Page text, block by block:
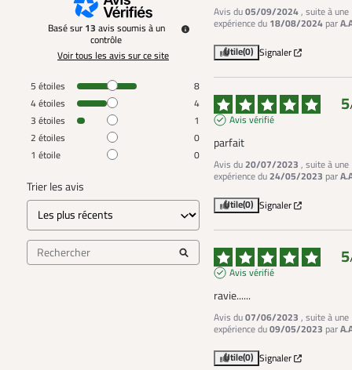
Basé sur 13 avis soumis à un
contrôle
Voir tous les avis sur ce site
5 étoiles
8
4étoiles
4
3 étoiles
1
2 étoiles
0
1 étoile 0
Trier les avis
Avis du05/09/2024, suite à une
expérience du 18/08/2024 par
Utile(0) Signaler
5
Avis vérifié
parfait
Avis du20/07/2023 , suite à une
expérience du24/05/2023 par
Utile(0) Signaler
5
Avis vérifié
ravie......
Avis du07/06/2023 , suite à une
expérience du09/05/2023 par
Utile(0) Signaler